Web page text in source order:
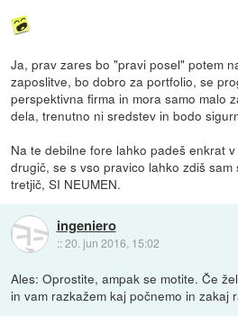
Ja, prav zares bo "pravi posel" potem
zaposlitve, bo dobro za portfolio, se
perspektivna firma in mora samo malo
dela, trenutno ni sredstev in bodo
Na te debilne fore lahko padeš enkrat
drugič, se s vso pravico lahko zdiš
tretjič, SI NEUMEN.
ingeniero
::20. jun 2016, 15:02
Ales: Oprostite, ampak se motite. Če
in vam razkažem kaj počnemo in zakaj